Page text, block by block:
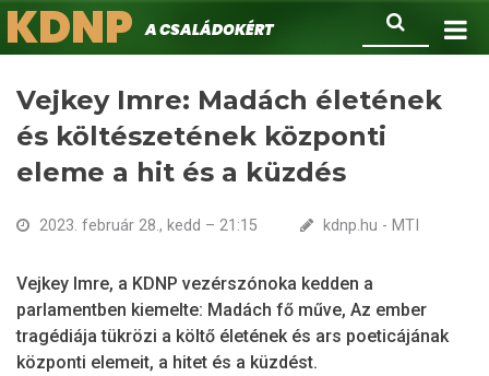
Ugrás
a
Keresés
KDNPA családokért.
Vejkey Imre: Madách életének
és költészetének központi
eleme a hit és a küzdés
2023. február 28., kedd – 21:15 kdnp.hu - MTI
Vejkey Imre, a KDNP vezérszónoka kedden a
parlamentben kiemelte: Madách fő műve, Az ember
tragédiája tükrözi a költő életének és ars poeticájának
központi elemeit, a hitet és a küzdést.